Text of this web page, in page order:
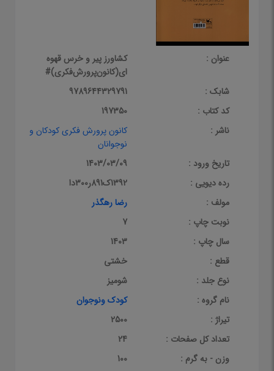
عنوان :
کشاورز پیر و خرس قهوه
ای(کانون‌پرورش‌فکری)#
شابک :
9789644329791
کد کتاب :
197350
ناشر :
کانون پرورش فکری کودکان و
نوجوانان
تاریخ ورود :
1403/03/09
رده دیویی :
1392ک891ر300دا
مولف :
رضا رهگذر
نوبت چاپ :
7
سال چاپ :
1403
قطع :
خشتی
نوع جلد :
شومیز
نام گروه :
کودک ونوجوان
تیراژ :
2500
تعداد کل صفحات :
24
وزن - به گرم :
100